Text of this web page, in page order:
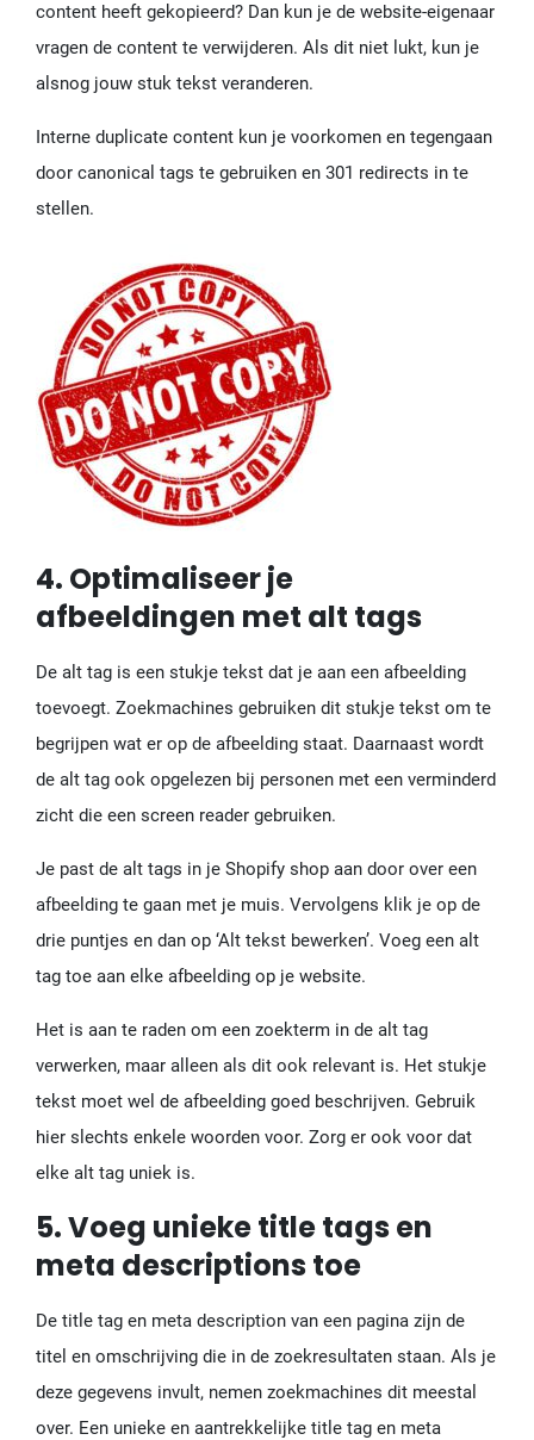
content heeft gekopieerd? Dan kun je de website-eigenaar
vragen de content te verwijderen. Als dit niet lukt, kun je
alsnog jouw stuk tekst veranderen.
Interne duplicate content kun je voorkomen en tegengaan
door canonical tags te gebruiken en 301 redirects in te
stellen.
4. Optimaliseer je
afbeeldingen met alt tags
De alt tag is een stukje tekst dat je aan een afbeelding
toevoegt. Zoekmachines gebruiken dit stukje tekst om te
begrijpen wat er op de afbeelding staat. Daarnaast wordt
de alt tag ook opgelezen bij personen met een verminderd
zicht die een screen reader gebruiken.
Je past de alt tags in je Shopify shop aan door over een
afbeelding te gaan met je muis. Vervolgens klik je op de
drie puntjes en dan op ‘Alt tekst bewerken’. Voeg een alt
tag toe aan elke afbeelding op je website.
Het is aan te raden om een zoekterm in de alt tag
verwerken, maar alleen als dit ook relevant is. Het stukje
tekst moet wel de afbeelding goed beschrijven. Gebruik
hier slechts enkele woorden voor. Zorg er ook voor dat
elke alt tag uniek is.
5. Voeg unieke title tags en
meta descriptions toe
De title tag en meta description van een pagina zijn de
titel en omschrijving die in de zoekresultaten staan. Als je
deze gegevens invult, nemen zoekmachines dit meestal
over. Een unieke en aantrekkelijke title tag en meta